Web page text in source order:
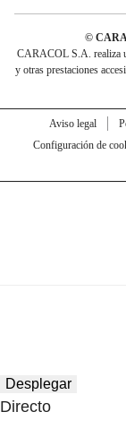
©
CARACOL S.A. realiza
y otras prestaciones
Aviso legal
Configuración de
Desplegar
Directo